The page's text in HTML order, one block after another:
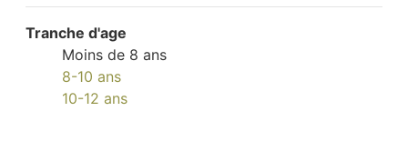
Tranche d'age
Moins de 8 ans
8-10 ans
10-12 ans